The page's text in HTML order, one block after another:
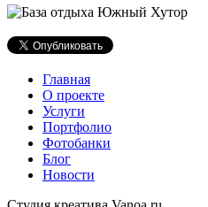
Главная
О проекте
Услуги
Портфолио
Фотобанки
Блог
Новости